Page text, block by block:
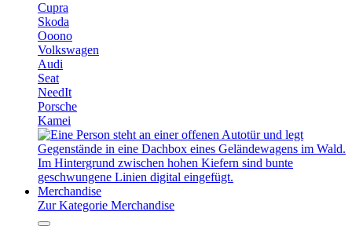
Cupra
Skoda
Ooono
Volkswagen
Audi
Seat
NeedIt
Porsche
Kamei
Merchandise
Zur Kategorie Merchandise